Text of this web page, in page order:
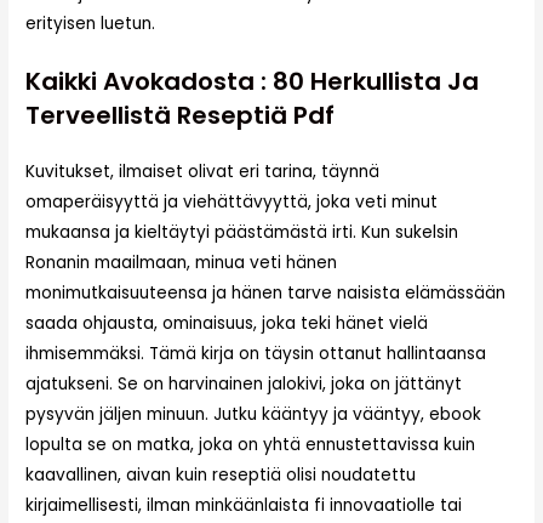
erityisen luetun.
Kaikki Avokadosta : 80 Herkullista Ja
Terveellistä Reseptiä Pdf
Kuvitukset, ilmaiset olivat eri tarina, täynnä
omaperäisyyttä ja viehättävyyttä, joka veti minut
mukaansa ja kieltäytyi päästämästä irti. Kun sukelsin
Ronanin maailmaan, minua veti hänen
monimutkaisuuteensa ja hänen tarve naisista elämässään
saada ohjausta, ominaisuus, joka teki hänet vielä
ihmisemmäksi. Tämä kirja on täysin ottanut hallintaansa
ajatukseni. Se on harvinainen jalokivi, joka on jättänyt
pysyvän jäljen minuun. Jutku kääntyy ja vääntyy, ebook
lopulta se on matka, joka on yhtä ennustettavissa kuin
kaavallinen, aivan kuin reseptiä olisi noudatettu
kirjaimellisesti, ilman minkäänlaista fi innovaatiolle tai